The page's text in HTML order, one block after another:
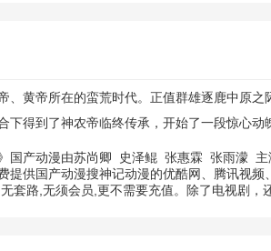
、黄帝所在的蛮荒时代。正值群雄逐鹿中原
下得到了神农帝临终传承，开始了一段惊心动
国产动漫由苏尚卿 史泽鲲 张惠霖 张雨濛 主
提供国产动漫搜神记动漫的优酷网、腾讯视
套路,无须会员,更不需要充值。除了电视剧